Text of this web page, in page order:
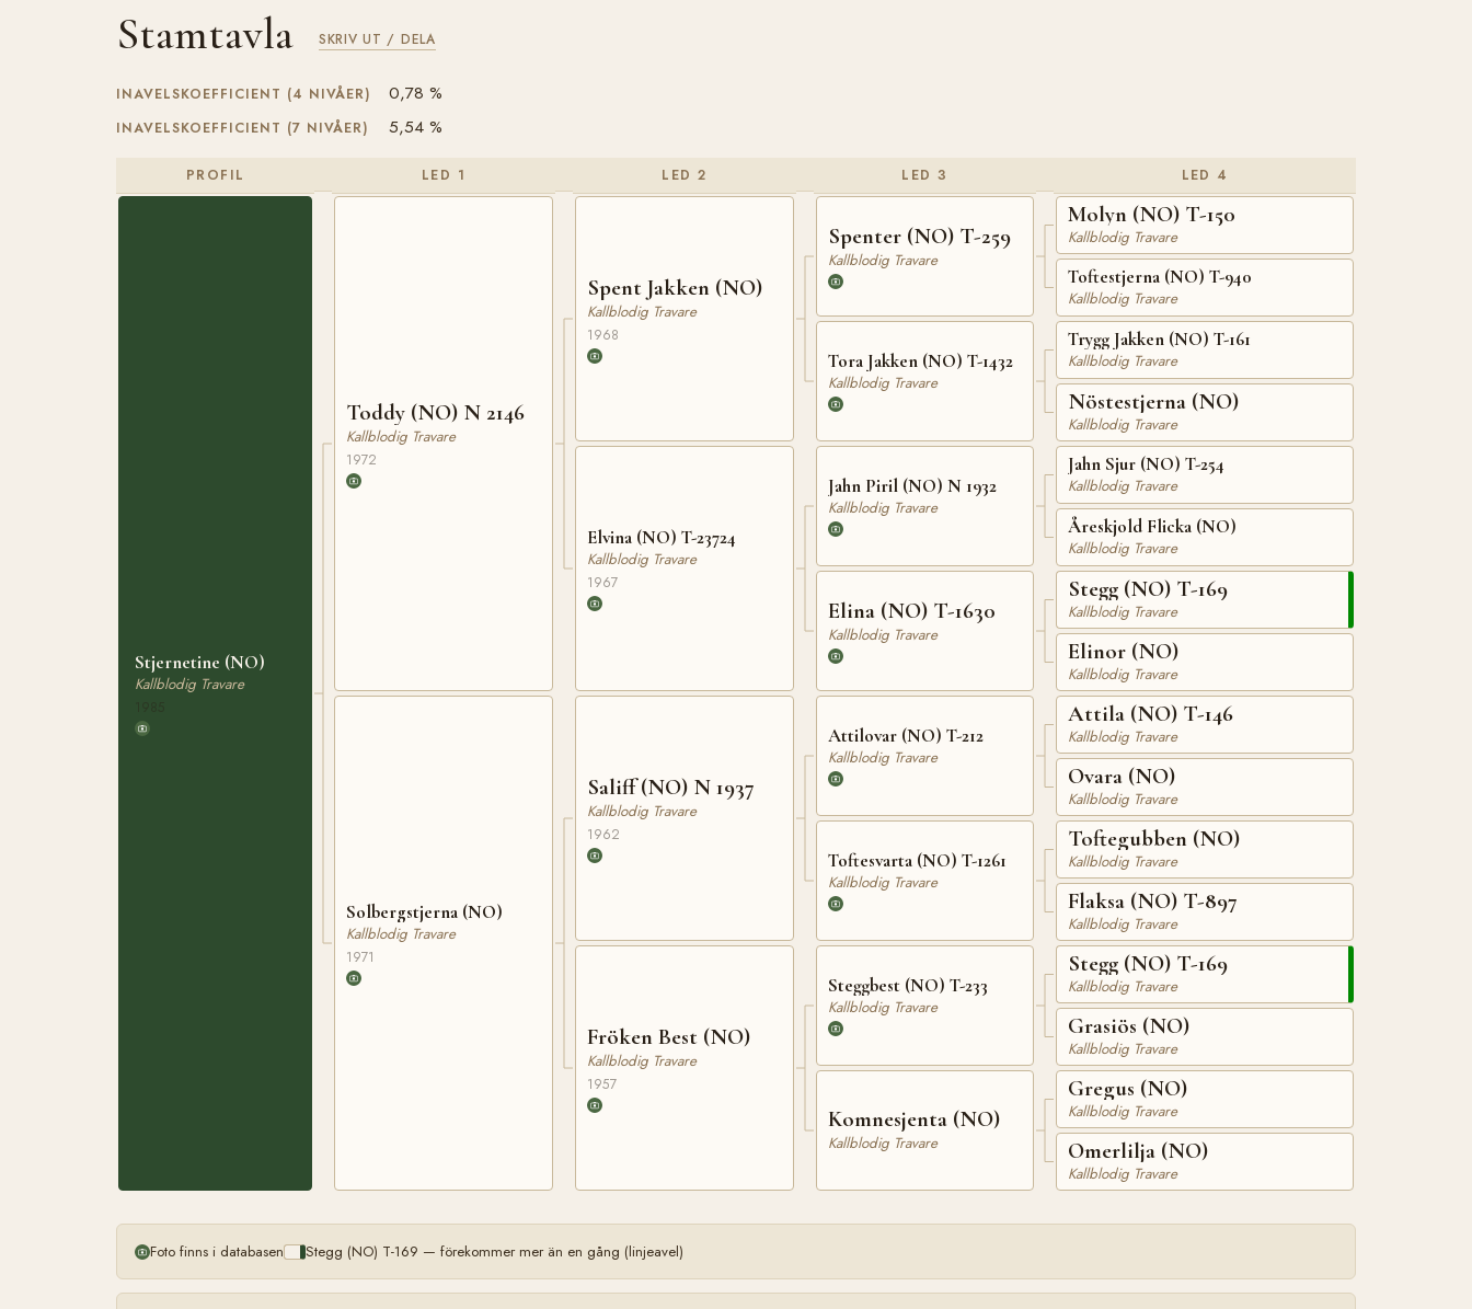
Stamtavla SKRIV UT / DELA
INAVELSKOEFFICIENT (4 NIVÅER) 0,78 %
INAVELSKOEFFICIENT (7 NIVÅER) 5,54 %
PROFIL
Stjernetine (NO)
Kallblodig Travare
LED 1
Toddy (NO) N 2146
Kallblodig Travare
1972
Solbergstjerna (NO)
Kallblodig Travare
1971
LED 2
Spent Jakken (NO)
Kallblodig Travare
1968
Elvina (NO) T-23724
Kallblodig Travare
1967
Saliff (NO) N 1937
Kallblodig Travare
1962
Fröken Best (NO)
Kallblodig Travare
1957
LED 3
Spenter (NO) T-259
Kallblodig Travare
Tora Jakken (NO) T-1432
Kallblodig Travare
Jahn Piril (NO) N 1932
Kallblodig Travare
Elina (NO) T-1630
Kallblodig Travare
Attilovar (NO) T-212
Kallblodig Travare
Toftesvarta (NO) T-1261
Kallblodig Travare
Steggbest (NO) T-233
Kallblodig Travare
Komnesjenta (NO)
Kallblodig Travare
LED 4
Molyn (NO) T-150
Kallblodig Travare
Toftestjerna (NO) T-940
Kallblodig Travare
Trygg Jakken (NO) T-161
Kallblodig Travare
Nöstestjerna (NO)
Kallblodig Travare
Jahn Sjur (NO) T-254
Kallblodig Travare
Åreskjold Flicka (NO)
Kallblodig Travare
Stegg (NO) T-169
Kallblodig Travare
Elinor (NO)
Kallblodig Travare
Attila (NO) T-146
Kallblodig Travare
Ovara (NO)
Kallblodig Travare
Toftegubben (NO)
Kallblodig Travare
Flaksa (NO) T-897
Kallblodig Travare
Stegg (NO) T-169
Kallblodig Travare
Grasiös (NO)
Kallblodig Travare
Gregus (NO)
Kallblodig Travare
Omerlilja (NO)
Kallblodig Travare
Foto finns i databasen Stegg (NO) T-169 — förekommer mer än en gång (linjeavel)